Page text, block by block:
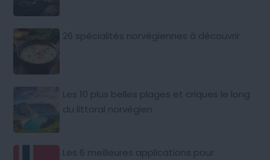
26 spécialités norvégiennes à découvrir
Les 10 plus belles plages et criques le long
du littoral norvégien
Les 6 meilleures applications pour